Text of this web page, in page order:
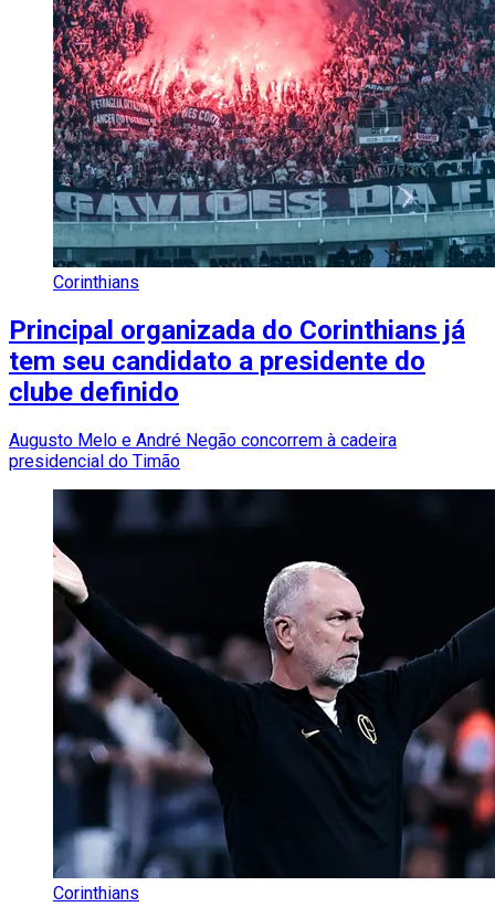
Corinthians
Principal organizada do Corinthians já
tem seu candidato a presidente do
clube definido
Augusto Melo e André Negão concorrem à cadeira
presidencial do Timão
Corinthians